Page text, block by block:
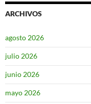
ARCHIVOS
agosto 2026
julio 2026
junio 2026
mayo 2026